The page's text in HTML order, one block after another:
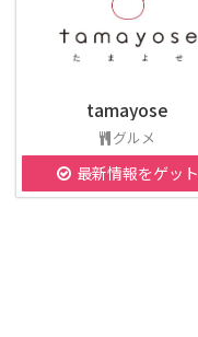
tamayose
グルメ
最新情報をゲット